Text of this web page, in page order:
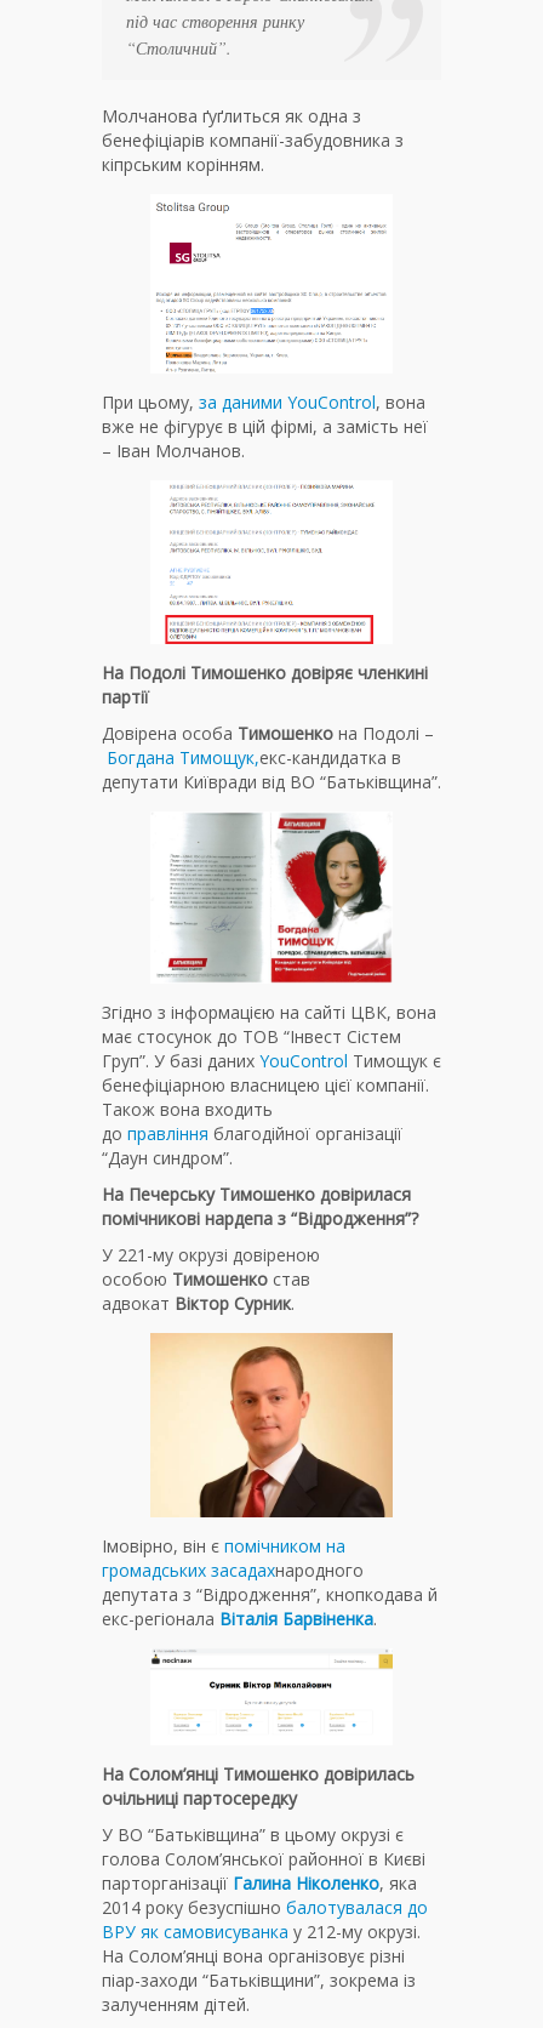
під час створення ринку
“Столичний”.
Молчанова ґуґлиться як одна з
бенефіціарів компанії-забудовника з
кіпрським корінням.
При цьому, за даними YouControl, вона
вже не фігурує в цій фірмі, а замість неї
– Іван Молчанов.
На Подолі Тимошенко довіряє членкині
партії
Довірена особа Тимошенко на Подолі –
Богдана Тимощук,екс-кандидатка в
депутати Київради від ВО “Батьківщина”.
Згідно з інформацією на сайті ЦВК, вона
має стосунок до ТОВ “Інвест Сістем
Груп”. У базі даних YouControl Тимощук є
бенефіціарною власницею цієї компанії.
Також вона входить
до правління благодійної організації
“Даун синдром”.
На Печерську Тимошенко довірилася
помічникові нардепа з “Відродження”?
У 221-му окрузі довіреною
особою Тимошенко став
адвокат Віктор Сурник.
Імовірно, він є помічником на
громадських засадахнародного
депутата з “Відродження”, кнопкодава й
екс-регіонала Віталія Барвіненка.
На Солом’янці Тимошенко довірилась
очільниці партосередку
У ВО “Батьківщина” в цьому окрузі є
голова Солом’янської районної в Києві
парторганізації Галина Ніколенко, яка
2014 року безуспішно балотувалася до
ВРУ як самовисуванка у 212-му окрузі.
На Солом’янці вона організовує різні
піар-заходи “Батьківщини”, зокрема із
залученням дітей.